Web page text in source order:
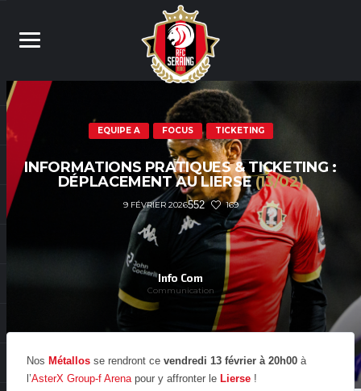
EQUIPE A FOCUS TICKETING
INFORMATIONS PRATIQUES & TICKETING :
DÉPLACEMENT AU LIERSE(13/02)
9 FÉVRIER 2026552 169
Info Com
Communication
Nos Métallos se rendront ce vendredi 13 février à 20h00 à
l’AsterX Group-f Arenapour y affronter le Lierse !